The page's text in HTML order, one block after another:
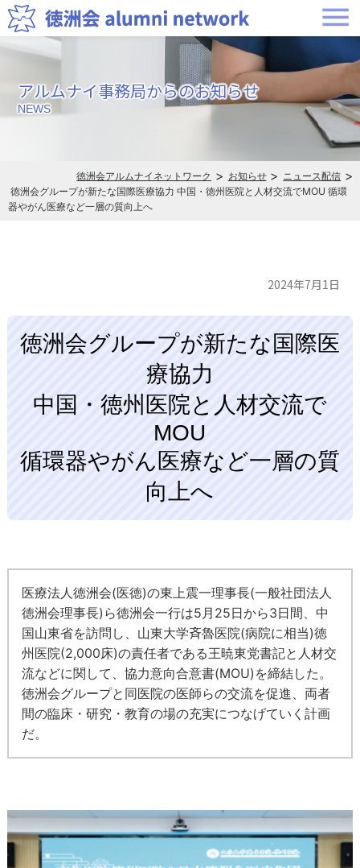
ニ
ー
アルムナイ事務局からのお知らせ
NEWS
徳洲会アルムナイネットワーク > お知らせ > ニュース配信 >
徳洲会グループが新たな国際医療協力 中国・徳州医院と人材交流でMOU 循環
器やがん医療など一層の質向上へ
2024年7月1日
徳洲会グループが新たな国際医
療協力
中国・徳州医院と人材交流で
MOU
循環器やがん医療など一層の質
向上へ
医療法人徳洲会(医徳)の東上震一理事長(一般社団法人
徳洲会理事長)ら徳洲会一行は5月25日から3日間、中
国山東省を訪問し、山東大学斉魯医院(病院に相当)徳
州医院(2,000床)の責任者である王暁東党書記と人材交
流などに関して、協力意向合意書(MOU)を締結した。
徳洲会グループと同医院の医師らの交流を促進、両者
間の臨床・研究・教育の場の充実につなげていく計画
だ。